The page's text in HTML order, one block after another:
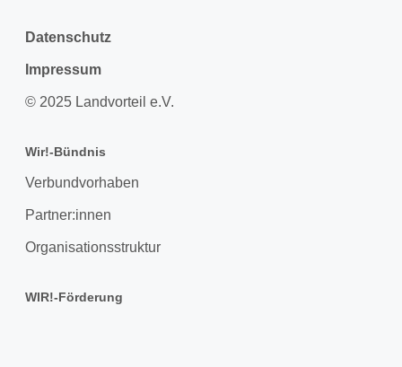
Datenschutz
Impressum
© 2025 Landvorteil e.V.
Wir!-Bündnis
Verbundvorhaben
Partner:innen
Organisationsstruktur
WIR!-Förderung